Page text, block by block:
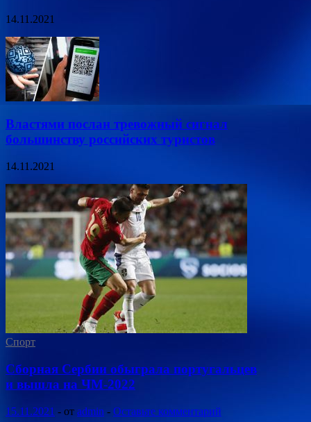
14.11.2021
Властями послан тревожный сигнал
большинству российских туристов
14.11.2021
Спорт
Сборная Сербии обыграла португальцев
и вышла на ЧМ-2022
15.11.2021 - от admin - Оставьте комментарий